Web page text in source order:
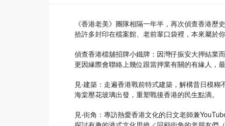
《香港老美》團隊相隔一年半，再次偵查香港
拾許多封印在檔案館、老前輩口袋裡，本來屬於
偵查香港檔舖招牌小鐵牌：因灣仔振安大押結業
更因緣際會聯絡上幾位跟當押業有關的有緣人，
見‧建築：走遍香港戰前特式建築，解構昔日模
海棠壓花玻璃出發，重塑戰後香港的民生點滴。
見‧街角：專訪熱愛香港文化的日文老師兼